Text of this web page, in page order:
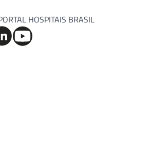
HOSPITAIS BRASIL